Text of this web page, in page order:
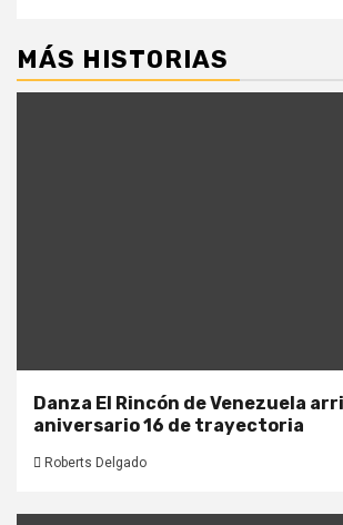
MÁS HISTORIAS
Danza El Rincón de Venezuela
aniversario 16 de trayectoria
Roberts Delgado